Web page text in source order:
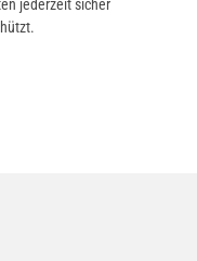
jederzeit sicher